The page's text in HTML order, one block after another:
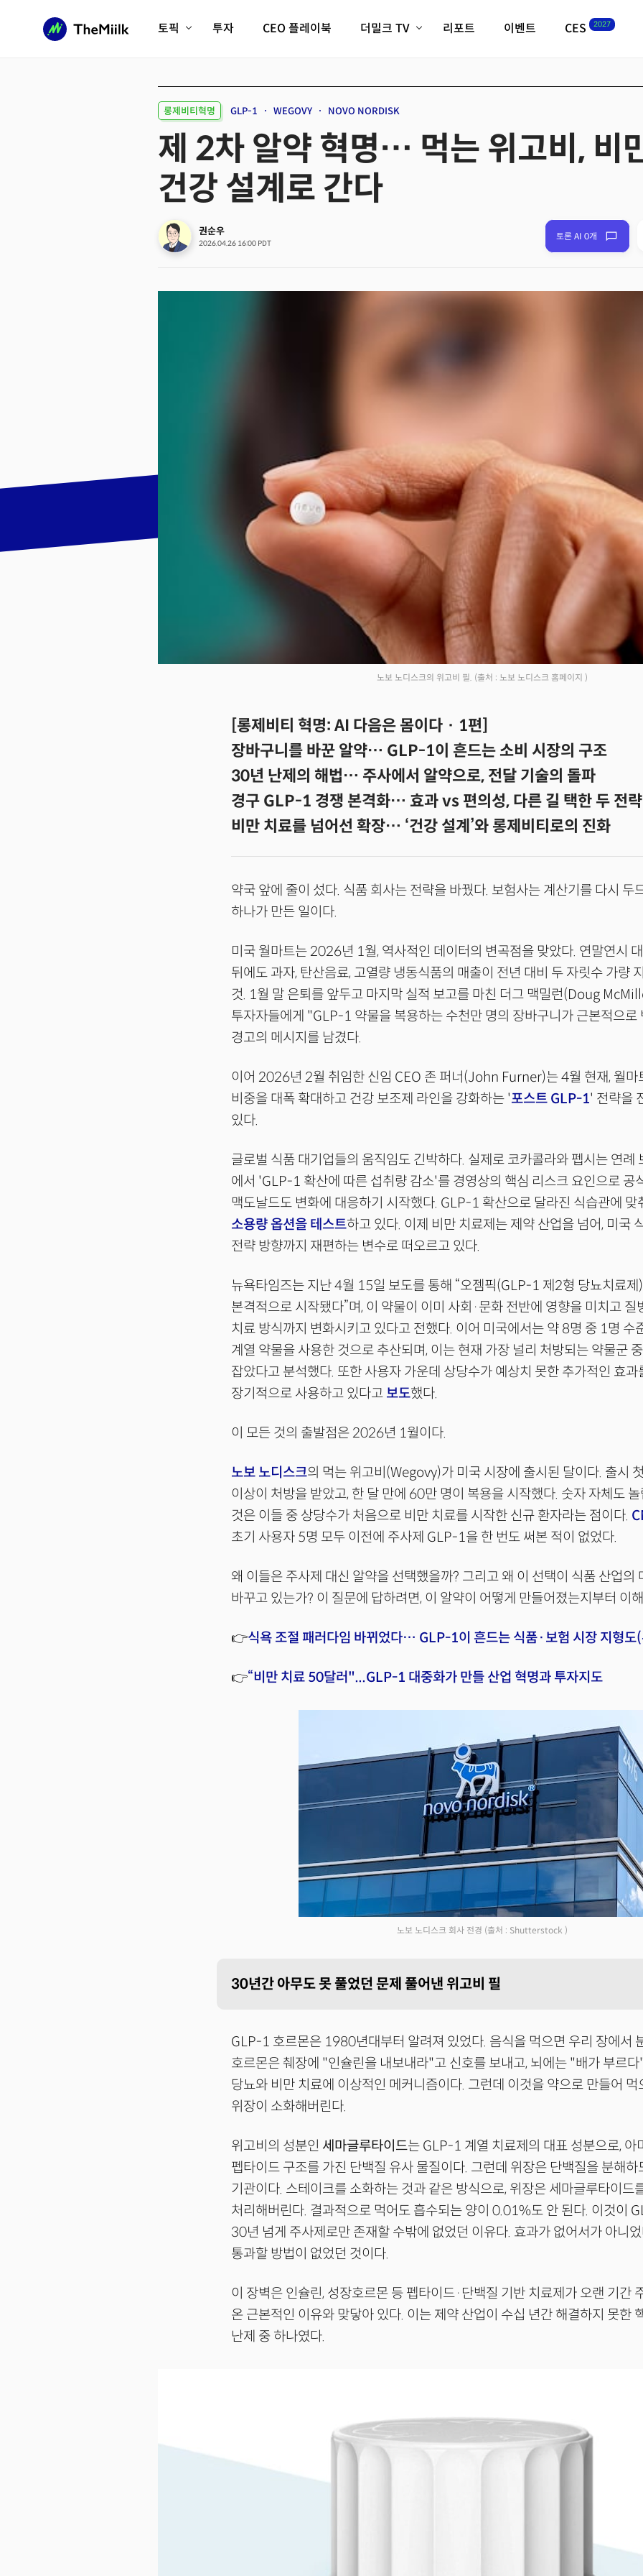
토픽
피지컬AI/로봇
AX비즈니스혁명 미래 교육/직업
전체 기사 보기
투자 CEO 플레이북 더밀크 TV
크리스의 뉴욕 시그널
더밀크 아카데미
더웨이브/트렌드쇼
리포트 이벤트 CES 2027
필드 가이드
CES2027 with
롱제비티혁명 GLP-1 WEGOVY NOVO NORDISK
제 2차 알약 혁명… 먹는 위고비, 비
건강 설계로 간다
권순우
2026.04.26 16:00 PDT
토론 AI 0개
기사링크 복사
노보 노디스크의 위고비 필. (출처 : 노보 노디스크 홈페이지 )
[롱제비티 혁명: AI 다음은 몸이다 · 1편]
장바구니를 바꾼 알약… GLP-1이 흔드는 소비 시장의 구조
30년 난제의 해법… 주사에서 알약으로, 전달 기술의 돌파
경구 GLP-1 경쟁 본격화… 효과 vs 편의성, 다른 길 택한 두 전략
비만 치료를 넘어선 확장… ‘건강 설계’와 롱제비티로의 진화
약국 앞에 줄이 섰다. 식품 회사는 전략을 바꿨다. 보험사는 계산기를 다시 두
하나가 만든 일이다.
미국 월마트는 2026년 1월, 역사적인 데이터의 변곡점을 맞았다. 연말연시
뒤에도 과자, 탄산음료, 고열량 냉동식품의 매출이 전년 대비 두 자릿수 가량
것. 1월 말 은퇴를 앞두고 마지막 실적 보고를 마친 더그 맥밀런(Doug
투자자들에게 "GLP-1 약물을 복용하는 수천만 명의 장바구니가 근본적으로
경고의 메시지를 남겼다.
이어 2026년 2월 취임한 신임 CEO 존 퍼너(John Furner)는 4월 현재, 월마
비중을 대폭 확대하고 건강 보조제 라인을 강화하는 '포스트 GLP-1' 전략을
있다.
글로벌 식품 대기업들의 움직임도 긴박하다. 실제로 코카콜라와 펩시는 연
에서 'GLP-1 확산에 따른 섭취량 감소'를 경영상의 핵심 리스크 요인으로 공
맥도날드도 변화에 대응하기 시작했다. GLP-1 확산으로 달라진 식습관에
소용량 옵션을 테스트하고 있다. 이제 비만 치료제는 제약 산업을 넘어, 미국
전략 방향까지 재편하는 변수로 떠오르고 있다.
뉴욕타임즈는 지난 4월 15일 보도를 통해 “오젬픽(GLP-1 제2형 당뇨치료제
본격적으로 시작됐다”며, 이 약물이 이미 사회·문화 전반에 영향을 미치고 질
치료 방식까지 변화시키고 있다고 전했다. 이어 미국에서는 약 8명 중 1명 수
계열 약물을 사용한 것으로 추산되며, 이는 현재 가장 널리 처방되는 약물군
잡았다고 분석했다. 또한 사용자 가운데 상당수가 예상치 못한 추가적인 효과
장기적으로 사용하고 있다고 보도했다.
이 모든 것의 출발점은 2026년 1월이다.
노보 노디스크의 먹는 위고비(Wegovy)가 미국 시장에 출시된 달이다. 출시
이상이 처방을 받았고, 한 달 만에 60만 명이 복용을 시작했다. 숫자 자체도
것은 이들 중 상당수가 처음으로 비만 치료를 시작한 신규 환자라는 점이다.
초기 사용자 5명 모두 이전에 주사제 GLP-1을 한 번도 써본 적이 없었다.
왜 이들은 주사제 대신 알약을 선택했을까? 그리고 왜 이 선택이 식품 산업의
바꾸고 있는가? 이 질문에 답하려면, 이 알약이 어떻게 만들어졌는지부터 이
👉식욕 조절 패러다임 바뀌었다… GLP-1이 흔드는 식품·보험 시장 지형도
👉“비만 치료 50달러"...GLP-1 대중화가 만들 산업 혁명과 투자지도
노보 노디스크 회사 전경 (출처 : Shutterstock )
30년간 아무도 못 풀었던 문제 풀어낸 위고비 필
GLP-1 호르몬은 1980년대부터 알려져 있었다. 음식을 먹으면 우리 장에서
호르몬은 췌장에 "인슐린을 내보내라"고 신호를 보내고, 뇌에는 "배가 부르
당뇨와 비만 치료에 이상적인 메커니즘이다. 그런데 이것을 약으로 만들어 먹
위장이 소화해버린다.
위고비의 성분인 세마글루타이드는 GLP-1 계열 치료제의 대표 성분으로, 아
펩타이드 구조를 가진 단백질 유사 물질이다. 그런데 위장은 단백질을 분해하
기관이다. 스테이크를 소화하는 것과 같은 방식으로, 위장은 세마글루타이드
처리해버린다. 결과적으로 먹어도 흡수되는 양이 0.01%도 안 된다. 이것이
30년 넘게 주사제로만 존재할 수밖에 없었던 이유다. 효과가 없어서가 아니
통과할 방법이 없었던 것이다.
이 장벽은 인슐린, 성장호르몬 등 펩타이드·단백질 기반 치료제가 오랜 기간
온 근본적인 이유와 맞닿아 있다. 이는 제약 산업이 수십 년간 해결하지 못한
난제 중 하나였다.